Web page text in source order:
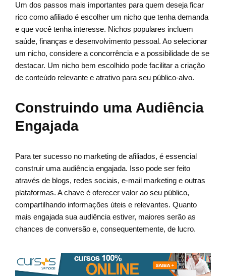
Um dos passos mais importantes para quem deseja ficar
rico como afiliado é escolher um nicho que tenha demanda
e que você tenha interesse. Nichos populares incluem
saúde, finanças e desenvolvimento pessoal. Ao selecionar
um nicho, considere a concorrência e a possibilidade de se
destacar. Um nicho bem escolhido pode facilitar a criação
de conteúdo relevante e atrativo para seu público-alvo.
Construindo uma Audiência
Engajada
Para ter sucesso no marketing de afiliados, é essencial
construir uma audiência engajada. Isso pode ser feito
através de blogs, redes sociais, e-mail marketing e outras
plataformas. A chave é oferecer valor ao seu público,
compartilhando informações úteis e relevantes. Quanto
mais engajada sua audiência estiver, maiores serão as
chances de conversão e, consequentemente, de lucro.